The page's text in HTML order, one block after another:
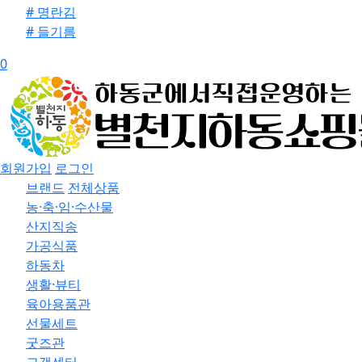
# 명란김
# 들기름
0
회원가입 로그인
브랜드 전체상품
농·축·임·수산물
산지직송
가공식품
하동차
생활·뷰티
육아용품관
선물세트
굿즈관